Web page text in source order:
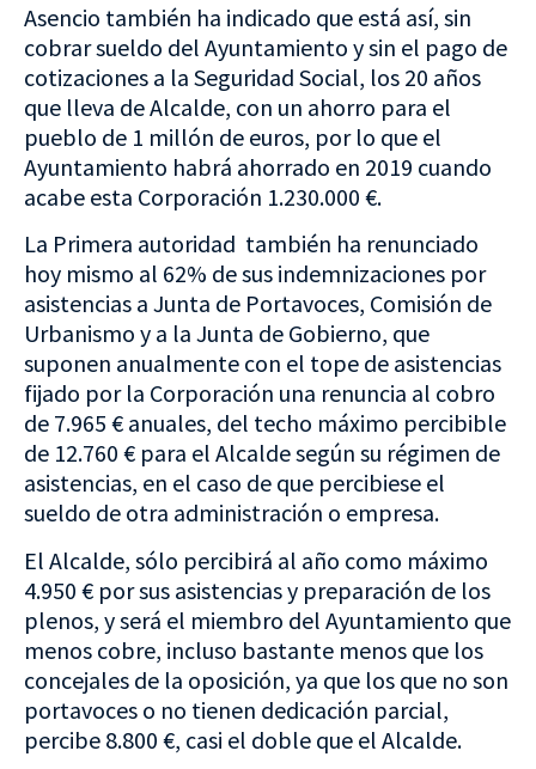
Asencio también ha indicado que está así, sin
cobrar sueldo del Ayuntamiento y sin el pago de
cotizaciones a la Seguridad Social, los 20 años
que lleva de Alcalde, con un ahorro para el
pueblo de 1 millón de euros, por lo que el
Ayuntamiento habrá ahorrado en 2019 cuando
acabe esta Corporación 1.230.000 €.
La Primera autoridad también ha renunciado
hoy mismo al 62% de sus indemnizaciones por
asistencias a Junta de Portavoces, Comisión de
Urbanismo y a la Junta de Gobierno, que
suponen anualmente con el tope de asistencias
fijado por la Corporación una renuncia al cobro
de 7.965 € anuales, del techo máximo percibible
de 12.760 € para el Alcalde según su régimen de
asistencias, en el caso de que percibiese el
sueldo de otra administración o empresa.
El Alcalde, sólo percibirá al año como máximo
4.950 € por sus asistencias y preparación de los
plenos, y será el miembro del Ayuntamiento que
menos cobre, incluso bastante menos que los
concejales de la oposición, ya que los que no son
portavoces o no tienen dedicación parcial,
percibe 8.800 €, casi el doble que el Alcalde.